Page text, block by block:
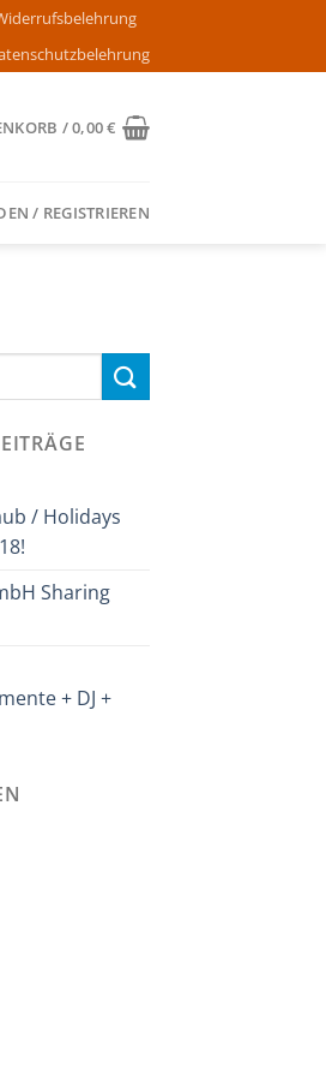
/0,00€
/ REGISTRIEREN
/ Holidays
Sharing
+ DJ +